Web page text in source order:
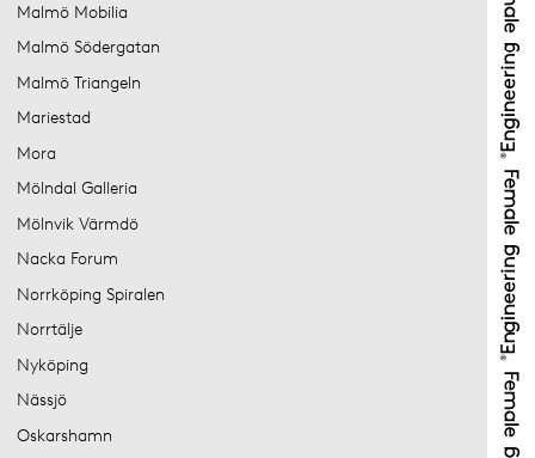
Malmö Mobilia
Malmö Södergatan
Malmö Triangeln
Mariestad
Mora
Mölndal Galleria
Mölnvik Värmdö
Nacka Forum
Norrköping Spiralen
Norrtälje
Nyköping
Nässjö
Oskarshamn